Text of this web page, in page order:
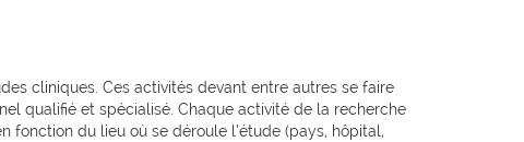
cliniques. Ces activités devant entre autres se faire
qualifié et spécialisé. Chaque activité de la recherche
du lieu où se déroule l’étude (pays, hôpital,